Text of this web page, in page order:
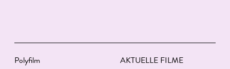
Polyfilm
AKTUELLE FILME